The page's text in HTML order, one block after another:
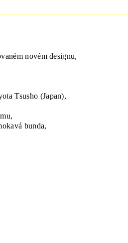
novém designu,
Tsusho (Japan),
bunda,